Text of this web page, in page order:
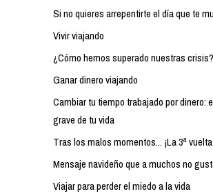
Si no quieres arrepentirte el día que te
Vivir viajando
¿Cómo hemos superado nuestras crisis?
Ganar dinero viajando
Cambiar tu tiempo trabajado por dinero:
grave de tu vida
Tras los malos momentos... ¡La 3ª
Mensaje navideño que a muchos no
Viajar para perder el miedo a la vida